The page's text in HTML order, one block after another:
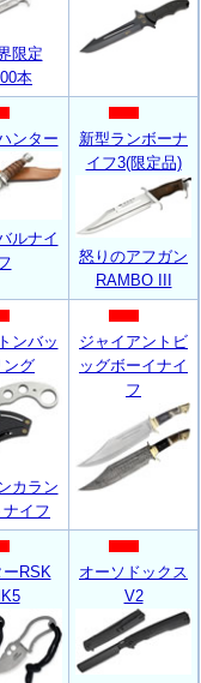
限定
本
ンター
ルナイ
新型ランボーナ
イフ3(限定品)
怒りのアフガン
RAMBO III
ンバッ
ング
カラン
ナイフ
ジャイアントビ
ッグボーイナイ
フ
ーRSK
オーソドックス
V2